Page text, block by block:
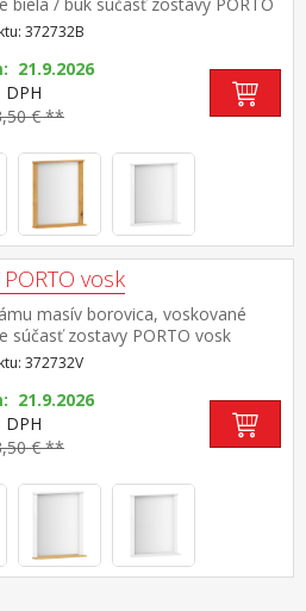
372732B
21.9.2026
DPH
€ **
vosk
masív borovica, voskované
súčasť zostavy PORTO vosk
372732V
21.9.2026
DPH
€ **